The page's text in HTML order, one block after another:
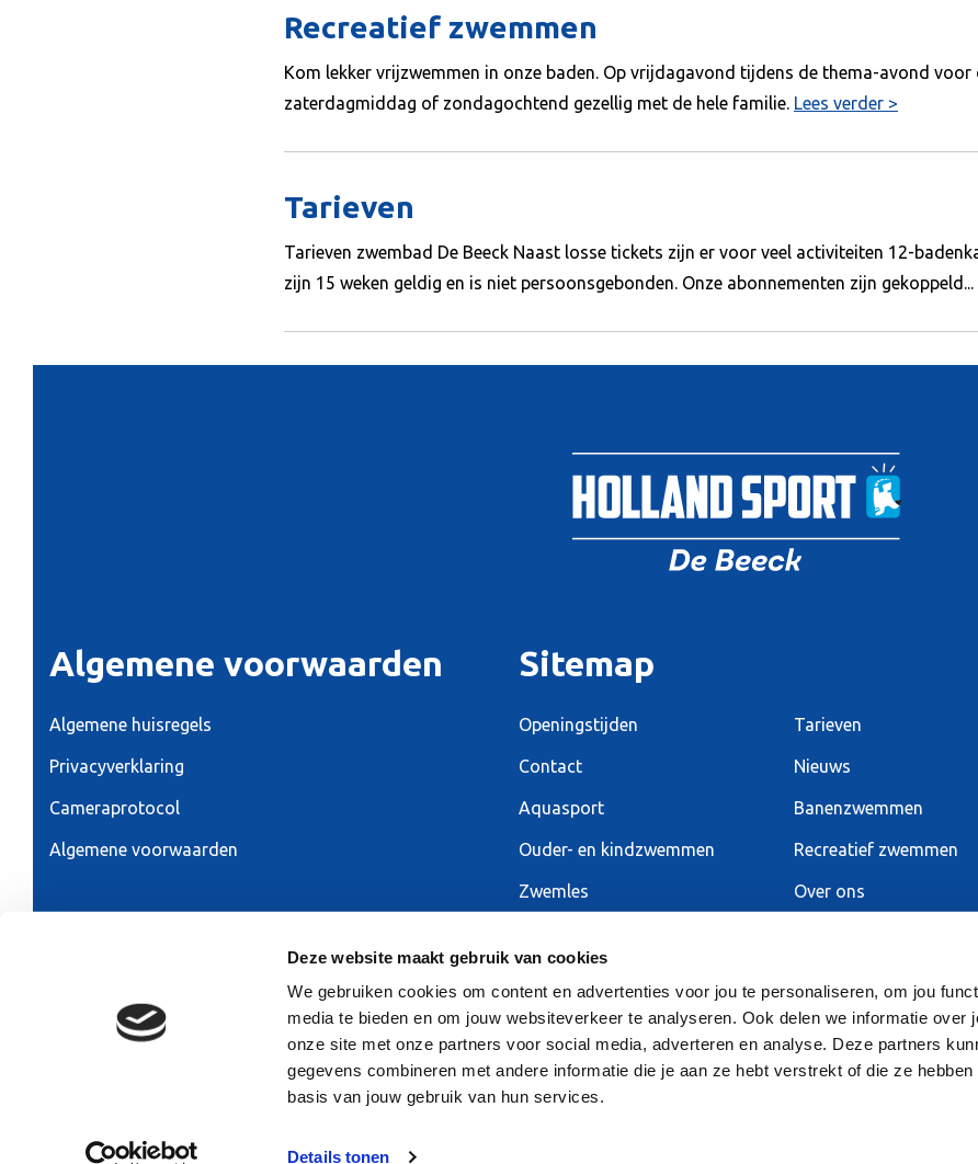
Deze website maakt gebruik van cookies
We gebruiken cookies om content en advertenties voor jou te personaliseren, om jou
media te bieden en om jouw websiteverkeer te analyseren. Ook delen we informatie over
onze site met onze partners voor social media, adverteren en analyse. Deze partners
gegevens combineren met andere informatie die je aan ze hebt verstrekt of die ze
basis van jouw gebruik van hun services.
Details tonen
Recreatief zwemmen
Kom lekker vrijzwemmen in onze baden. Op vrijdagavond tijdens de thema-avond voor
zaterdagmiddag of zondagochtend gezellig met de hele familie. Lees verder >
Tarieven
Tarieven zwembad De Beeck Naast losse tickets zijn er voor veel activiteiten 12-
zijn 15 weken geldig en is niet persoonsgebonden. Onze abonnementen zijn gekoppeld...
Algemene voorwaarden
Algemene huisregels
Privacyverklaring
Cameraprotocol
Algemene voorwaarden
Sitemap
Openingstijden Tarieven
Contact Nieuws
Aquasport Banenzwemmen
Ouder- en kindzwemmen Recreatief zwemmen
Zwemles Over ons
RAADHUIS.com
Banenzwemmen ABC-